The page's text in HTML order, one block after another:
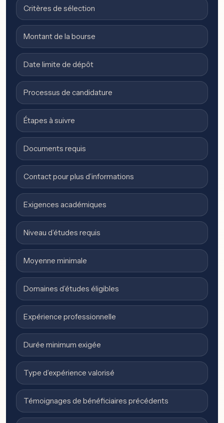
Critères de sélection
Montant de la bourse
Date limite de dépôt
Processus de candidature
Étapes à suivre
Documents requis
Contact pour plus d’informations
Exigences académiques
Niveau d’études requis
Moyenne minimale
Domaines d’études éligibles
Expérience professionnelle
Durée minimum exigée
Type d’expérience valorisé
Témoignages de bénéficiaires précédents